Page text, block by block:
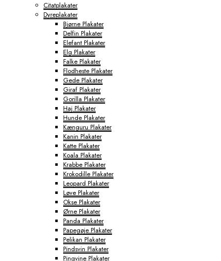
Citatplakater
Dyreplakater
Bjørne Plakater
Delfin Plakater
Elefant Plakater
Elg Plakater
Falke Plakater
Flodheste Plakater
Gede Plakater
Giraf Plakater
Gorilla Plakater
Haj Plakater
Hunde Plakater
Kænguru Plakater
Kanin Plakater
Katte Plakater
Koala Plakater
Krabbe Plakater
Krokodille Plakater
Leopard Plakater
Løve Plakater
Okse Plakater
Ørne Plakater
Panda Plakater
Papegøje Plakater
Pelikan Plakater
Pindsvin Plakater
Pingvine Plakater